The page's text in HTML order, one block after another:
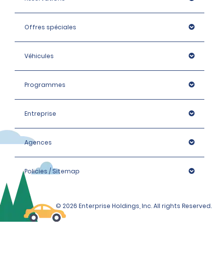
Offres spéciales
Véhicules
Programmes
Entreprise
Agences
Policies / Sitemap
© 2026 Enterprise Holdings, Inc. All rights Reserved.